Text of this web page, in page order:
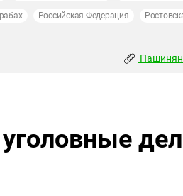
Российская Федерация
Пашинян